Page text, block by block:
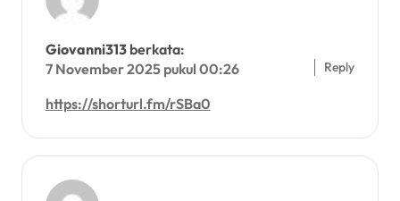
Giovanni313 berkata:
7 November 2025 pukul 00:26
https://shorturl.fm/rSBa0
Reply